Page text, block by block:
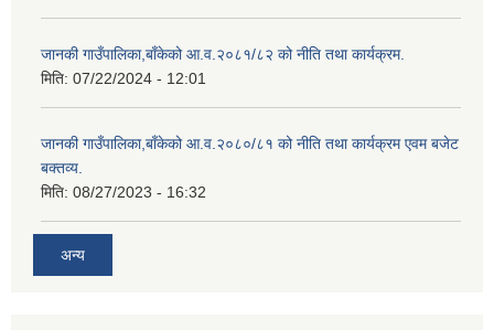
जानकी गाउँपालिका,बाँकेको आ.व.२०८१/८२ को नीति तथा कार्यक्रम.
मिति: 07/22/2024 - 12:01
जानकी गाउँपालिका,बाँकेको आ.व.२०८०/८१ को नीति तथा कार्यक्रम एवम बजेट
बक्तव्य.
मिति: 08/27/2023 - 16:32
अन्य